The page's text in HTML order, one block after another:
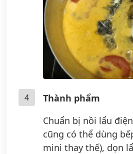
4
Thành phẩm
Chuẩn bị nồi lẩu
cũng có thể dùng
mini thay thế), dọn